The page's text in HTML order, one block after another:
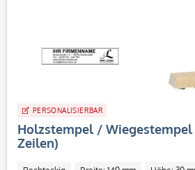
PERSONALISIERBAR
Holzstempel / Wiegestempel
Zeilen)